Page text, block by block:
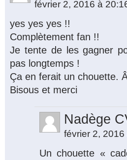
février 2, 2016 à
yes yes yes !!
Complètement fan !!
Je tente de les gagner
pas longtemps !
Ça en ferait un chouette.
Bisous et merci
Nadège
février 2, 2016
Un chouette «